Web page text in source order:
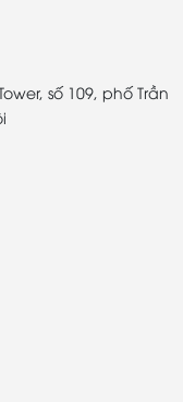
số 109, phố Trần